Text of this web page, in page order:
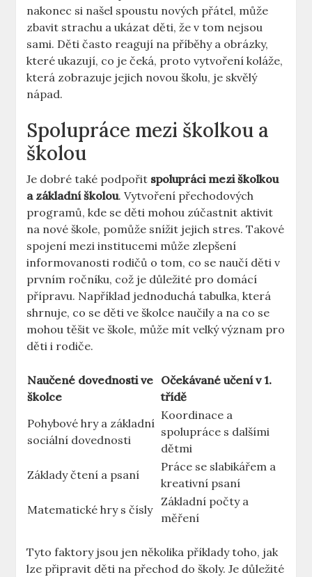
nakonec si našel spoustu nových přátel, může
zbavit strachu a ukázat děti, že v tom nejsou
sami. Děti často reagují na příběhy a obrázky,
které ukazují, co je čeká, proto vytvoření koláže,
která zobrazuje jejich novou školu, je skvělý
nápad.
Spolupráce mezi školkou a
školou
Je dobré také podpořit spolupráci mezi školkou
a základní školou. Vytvoření přechodových
programů, kde se děti mohou zúčastnit aktivit
na nové škole, pomůže snížit jejich stres. Takové
spojení mezi institucemi může zlepšení
informovanosti rodičů o tom, co se naučí děti v
prvním ročníku, což je důležité pro domácí
přípravu. Například jednoduchá tabulka, která
shrnuje, co se děti ve školce naučily a na co se
mohou těšit ve škole, může mít velký význam pro
děti i rodiče.
Naučené dovednosti ve
školce
Očekávané učení v 1.
třídě
Pohybové hry a základní
sociální dovednosti
Koordinace a
spolupráce s dalšími
dětmi
Základy čtení a psaní
Práce se slabikářem a
kreativní psaní
Matematické hry s čísly
Základní počty a
měření
Tyto faktory jsou jen několika příklady toho, jak
lze připravit děti na přechod do školy. Je důležité